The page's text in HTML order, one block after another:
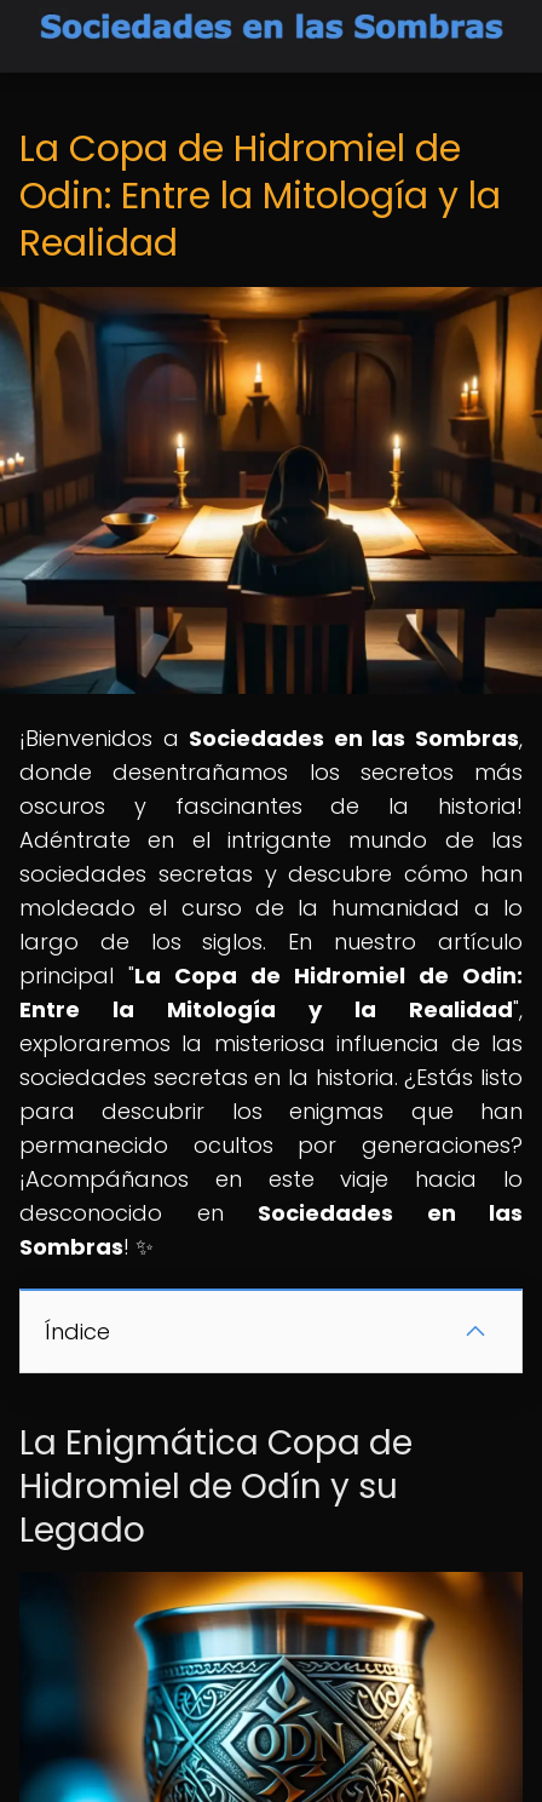
La Copa de Hidromiel de
Odin: Entre la Mitología y la
Realidad
¡Bienvenidos a Sociedades en las Sombras,
donde desentrañamos los secretos más
oscuros y fascinantes de la historia!
Adéntrate en el intrigante mundo de las
sociedades secretas y descubre cómo han
moldeado el curso de la humanidad a lo
largo de los siglos. En nuestro artículo
principal "La Copa de Hidromiel de Odin:
Entre la Mitología y la Realidad",
exploraremos la misteriosa influencia de las
sociedades secretas en la historia. ¿Estás listo
para descubrir los enigmas que han
permanecido ocultos por generaciones?
¡Acompáñanos en este viaje hacia lo
desconocido en Sociedades en las
Sombras! ✨
Índice
La Enigmática Copa de
Hidromiel de Odín y su
Legado